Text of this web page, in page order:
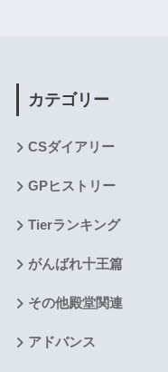
カテゴリー
CSダイアリー
GPヒストリー
Tierランキング
がんばれ十王篇
その他殿堂関連
アドバンス